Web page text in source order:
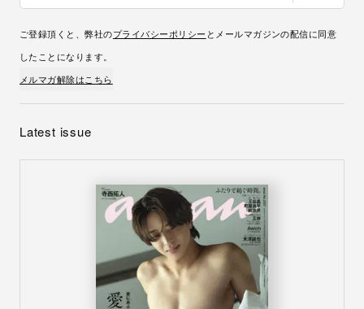
ご登録頂くと、弊社のプライバシーポリシー とメールマガジンの配信に同意
したことになります。
メルマガ解除はこちら
Latest issue